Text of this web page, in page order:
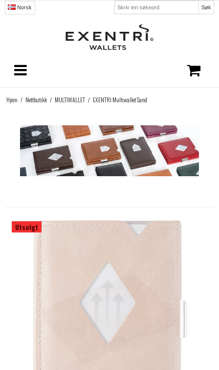
Norsk Søk
Hjem / Nettbutikk / MULTIWALLET / EXENTRI Multiwallet Sand
Utsolgt